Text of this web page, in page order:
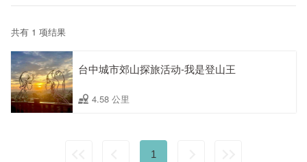
共有 1 项结果
台中城市郊山探旅活动-我是登山王
4.58 公里
1